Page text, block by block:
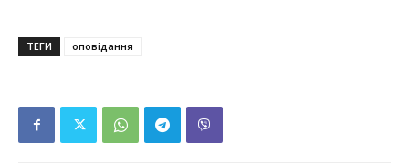
ТЕГИ оповідання